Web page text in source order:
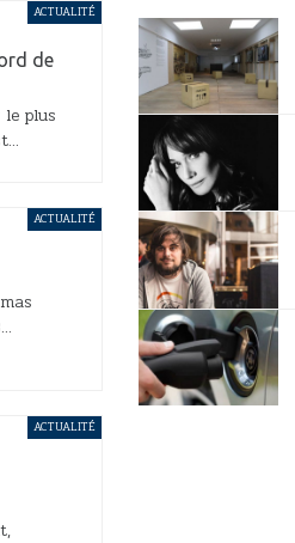
de
plus
ACTUALITÉ
ACTUALITÉ
ACTUALITÉ